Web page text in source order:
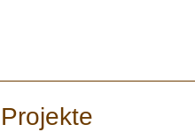
Projekte